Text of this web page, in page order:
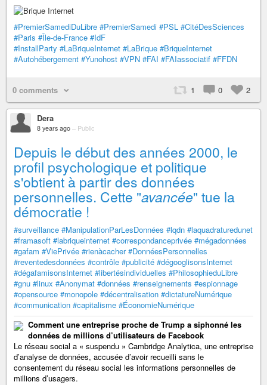
#PremierSamediDuLibre #PremierSamedi #PSL #CitéDesSciences
#Paris #Île-de-France #IdF
#InstallParty #LaBriqueInternet #LaBrique #BriqueInternet
#Autohébergement #Yunohost #VPN #FAI #FAIassociatif #FFDN
0 comments 1 0 2
Dera
8 years ago – Public
Depuis le début des années 2000, le
profil psychologique et politique
s'obtient à partir des données
personnelles. Cette "avancée" tue la
démocratie !
#surveillance #ManipulationParLesDonnées #lqdn #laquadraturedunet
#framasoft #labriqueinternet #correspondanceprivée #mégadonnées
#gafam #ViePrivée #rienàcacher #DonnéesPersonnelles
#reventedesdonnées #contrôle #publicité #dégooglisonsInternet
#dégafamisonsInternet #libertésindividuelles #PhilosophieduLibre
#gnu #linux #Anonymat #données #renseignements #espionnage
#opensource #monopole #décentralisation #dictatureNumérique
#communication #capitalisme #ÉconomieNumérique
Comment une entreprise proche de Trump a siphonné les
données de millions d’utilisateurs de Facebook
Le réseau social a « suspendu » Cambridge Analytica, une entreprise
d’analyse de données, accusée d’avoir recueilli sans le
consentement du réseau social les informations personnelles de
millions d’usagers.